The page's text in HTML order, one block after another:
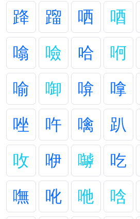
跭 蹓 哂 唒
噏
噞 哈 哬
喻
啣 啽 嗱
唑
吘 噙 趴
呚
咿 嚹 吃
嘸
吪 咃 唅